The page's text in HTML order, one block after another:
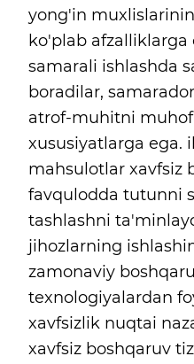
yong'in
ko'plab
samarali ishlashda
boradilar,
atrof-muhitni
xususiyatlarga ega.
mahsulotlar xavfsiz
favqulodda tutunni
tashlashni
jihozlarning
zamonaviy
texnologiyalardan
xavfsizlik nuqtai
xavfsiz boshqaruv